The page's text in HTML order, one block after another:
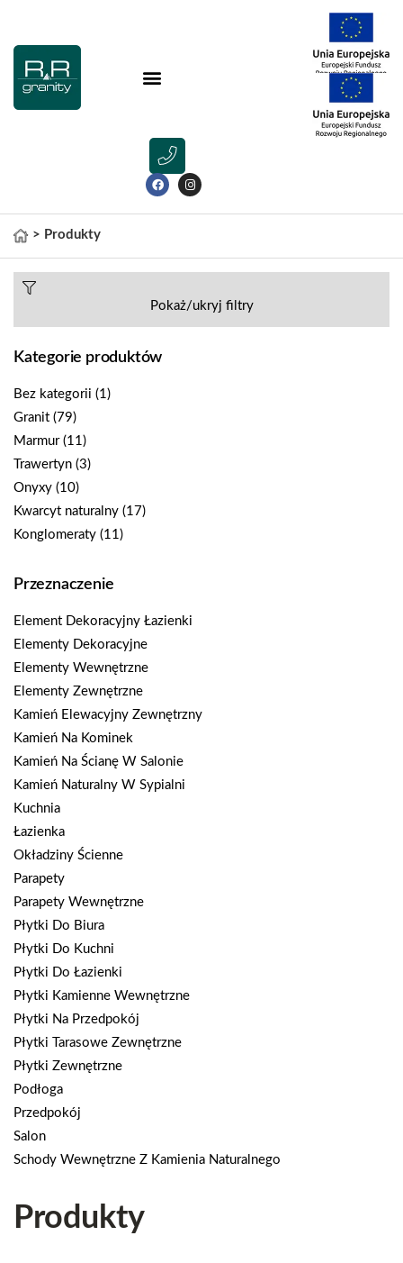
> Produkty
Pokaż/ukryj filtry
Kategorie produktów
Bez kategorii (1)
Granit (79)
Marmur (11)
Trawertyn (3)
Onyxy (10)
Kwarcyt naturalny (17)
Konglomeraty (11)
Przeznaczenie
Element Dekoracyjny Łazienki
Elementy Dekoracyjne
Elementy Wewnętrzne
Elementy Zewnętrzne
Kamień Elewacyjny Zewnętrzny
Kamień Na Kominek
Kamień Na Ścianę W Salonie
Kamień Naturalny W Sypialni
Kuchnia
Łazienka
Okładziny Ścienne
Parapety
Parapety Wewnętrzne
Płytki Do Biura
Płytki Do Kuchni
Płytki Do Łazienki
Płytki Kamienne Wewnętrzne
Płytki Na Przedpokój
Płytki Tarasowe Zewnętrzne
Płytki Zewnętrzne
Podłoga
Przedpokój
Salon
Schody Wewnętrzne Z Kamienia Naturalnego
Produkty